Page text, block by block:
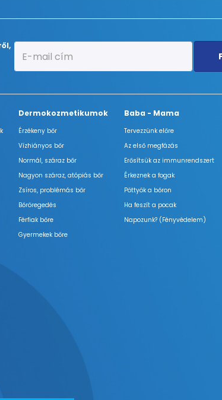
Dermokozmetikumok
Érzékeny bőr
Vízhiányos bőr
Normál, száraz bőr
Nagyon száraz, atópiás bőr
Zsíros, problémás bőr
Bőröregedés
Férfiak bőre
Gyermekek bőre
Baba - Mama
Tervezzünk előre
Az első megfázás
Erősítsük az immunrendszert
Érkeznek a fogak
Pöttyök a bőron
Ha feszít a pocak
Napozunk? (Fényvédelem)